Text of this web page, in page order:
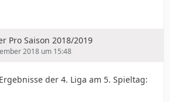
Pro Saison 2018/2019
2018 um 15:48
der 4. Liga am 5. Spieltag: